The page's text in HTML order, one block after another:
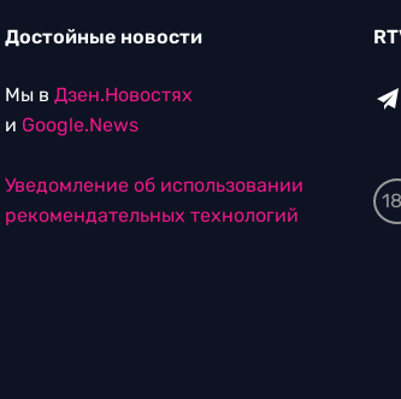
Достойные новости
Мы в Дзен.Новостях
и Google.News
Уведомление об использовании
рекомендательных технологий